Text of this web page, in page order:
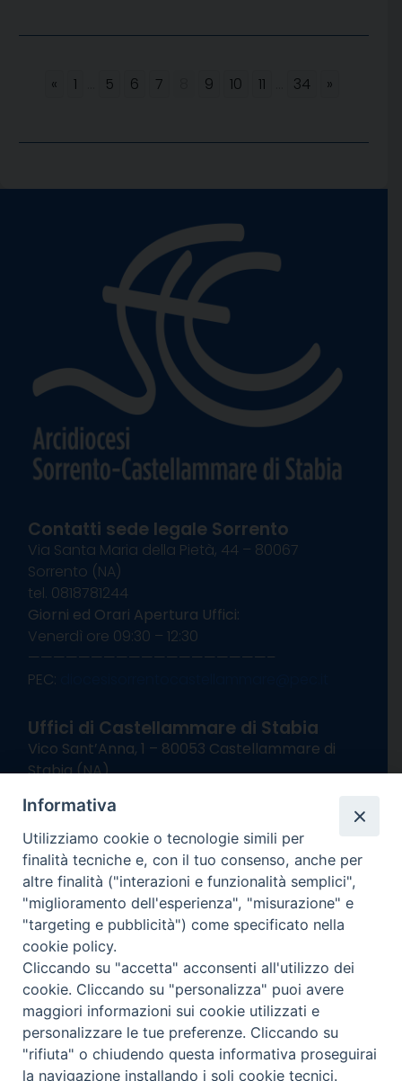
« 1 5 6 7 9 10 11 34 »
Contatti sede legale Sorrento
Via Santa Maria della Pietà, 44 – 80067
Sorrento (NA)
tel. 0818781244
Giorni ed Orari Apertura Uffici:
Venerdì ore 09:30 – 12:30
———————————————————–
PEC:
Uffici di Castellammare di Stabia
Vico Sant’Anna, 1 – 80053 Castellammare di
Stabia (NA)
Giorni ed Orari Apertura Uffici:
Lunedì e Mercoledì ore 09:00 – 13:00
Uffici Matrimoni:
Lunedì e Mercoledì ore 09:30 – 12:30
seguici su
Channel
Informativa Privacy
COPYRIGHT © 2013-2025
Informativa
Utilizziamo cookie o tecnologie simili per
finalità tecniche e, con il tuo consenso, anche per
altre finalità ("interazioni e funzionalità semplici",
"miglioramento dell'esperienza", "misurazione" e
"targeting e pubblicità") come specificato nella
cookie policy.
Cliccando su "accetta" acconsenti all'utilizzo dei
cookie. Cliccando su "personalizza" puoi avere
maggiori informazioni sui cookie utilizzati e
personalizzare le tue preferenze. Cliccando su
"rifiuta" o chiudendo questa informativa proseguirai
la navigazione installando i soli cookie tecnici.